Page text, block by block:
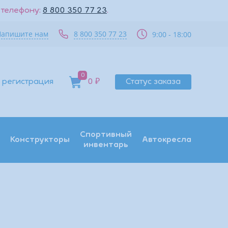
8 800 350 77 23.
нам 8 800 350 77 23 9:00 - 18:00
0
0 ₽ Статус заказа
Конструкторы
Спортивный
инвентарь
Автокресла